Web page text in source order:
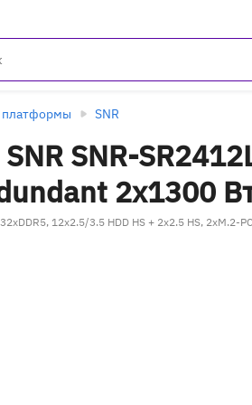
платформы SNR
SNR-
2x1300
12x2.5/3.5 HDD HS + 2x2.5 HS, 2xM.2-